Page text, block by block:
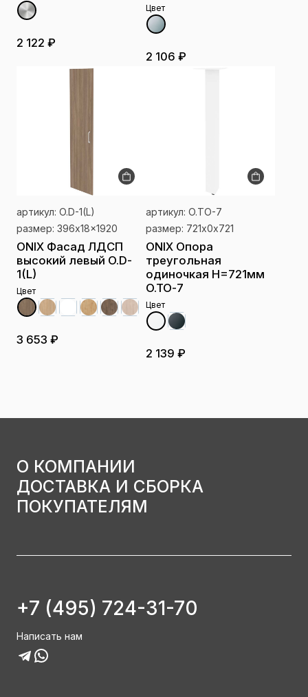
2 122 ₽
Цвет
2 106 ₽
артикул: O.D-1(L)
размер: 396x18x1920
ONIX Фасад ЛДСП
высокий левый O.D-
1(L)
Цвет
3 653 ₽
артикул: O.TO-7
размер: 721x0x721
ONIX Опора
треугольная
одиночкая H=721мм
O.TO-7
Цвет
2 139 ₽
О КОМПАНИИ
ДОСТАВКА И СБОРКА
ПОКУПАТЕЛЯМ
+7 (495) 724-31-70
Написать нам